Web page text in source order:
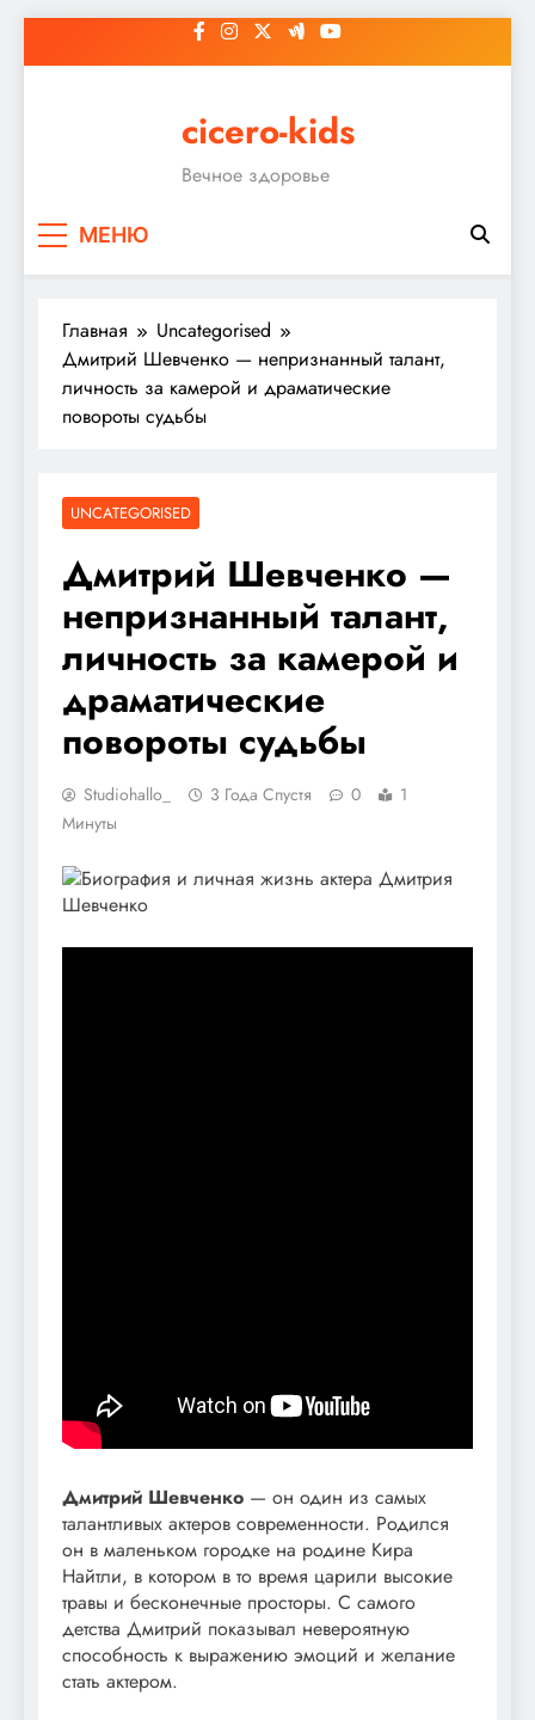
к
cicero-kids
Вечное здоровье
МЕНЮ
Главная
Uncategorised
Дмитрий Шевченко — непризнанный талант,
личность за камерой и драматические
повороты судьбы
UNCATEGORISED
Дмитрий Шевченко —
непризнанный талант,
личность за камерой и
драматические
повороты судьбы
Studiohallo_ 3 Года Спустя 0
1
Минуты
Дмитрий Шевченко — он один из самых
талантливых актеров современности. Родился
он в маленьком городке на родине Кира
Найтли, в котором в то время царили высокие
травы и бесконечные просторы. С самого
детства Дмитрий показывал невероятную
способность к выражению эмоций и желание
стать актером.